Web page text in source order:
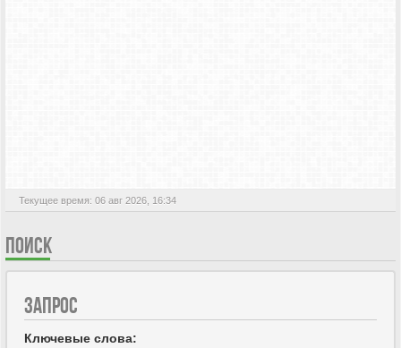
Текущее время: 06 авг 2026, 16:34
ПОИСК
ЗАПРОС
Ключевые слова: